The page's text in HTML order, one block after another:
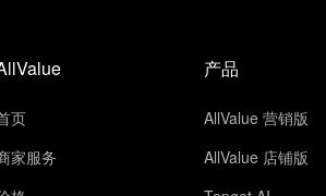
页
家服务
产品
AllValue 营销版
AllValue 店铺版